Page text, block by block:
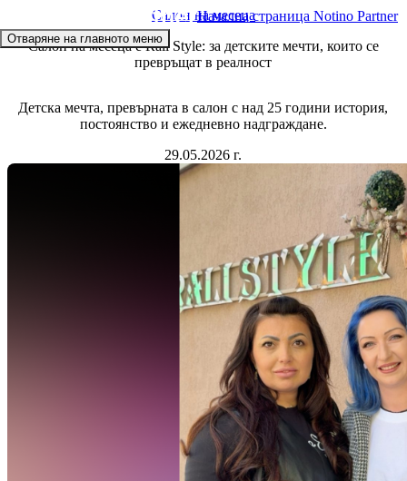
Начална страница Notino Partner
Отваряне на главното меню
Салон на месеца
Салон на месеца е Rali Style: за детските мечти, които се
превръщат в реалност
Детска мечта, превърната в салон с над 25 години история,
постоянство и ежедневно надграждане.
29.05.2026 г.